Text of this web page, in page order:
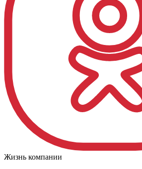
Жизнь компании